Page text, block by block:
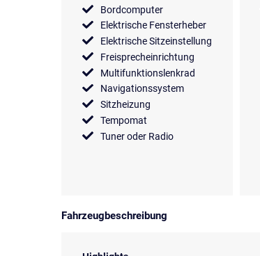
Bordcomputer
Elektrische Fensterheber
Elektrische Sitzeinstellung
Freisprecheinrichtung
Multifunktionslenkrad
Navigationssystem
Sitzheizung
Tempomat
Tuner oder Radio
Fahrzeugbeschreibung